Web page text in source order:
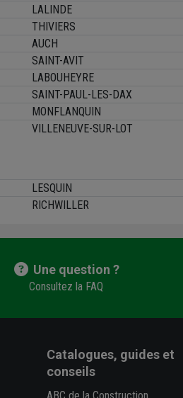
LALINDE
THIVIERS
AUCH
SAINT-AVIT
LABOUHEYRE
SAINT-PAUL-LES-DAX
MONFLANQUIN
VILLENEUVE-SUR-LOT
LESQUIN
RICHWILLER
Une question ?
Consultez la FAQ
Catalogues, guides et
conseils